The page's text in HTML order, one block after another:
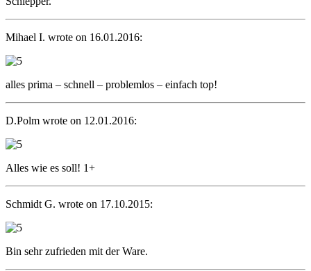
Mihael I. wrote on 16.01.2016:
alles prima – schnell – problemlos – einfach top!
D.Polm wrote on 12.01.2016:
Alles wie es soll! 1+
Schmidt G. wrote on 17.10.2015:
Bin sehr zufrieden mit der Ware.